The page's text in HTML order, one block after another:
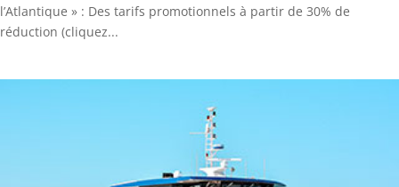
l’Atlantique » : Des tarifs promotionnels à partir de 30% de
réduction (cliquez...